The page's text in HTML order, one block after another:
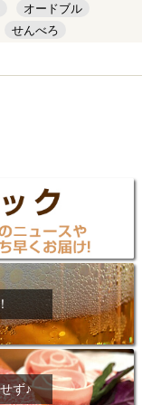
オードブル
せんべろ
ず♪